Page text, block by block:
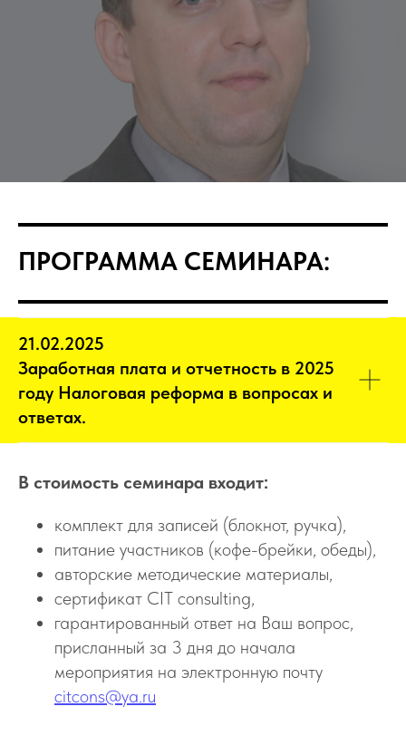
ПРОГРАММА СЕМИНАРА:
21.02.2025
Заработная плата и отчетность в 2025
году Налоговая реформа в вопросах и
ответах.
В стоимость семинара входит:
комплект для записей (блокнот, ручка),
питание участников (кофе-брейки, обеды),
авторские методические материалы,
сертификат CIT consulting,
гарантированный ответ на Ваш вопрос,
присланный за 3 дня до начала
мероприятия на электронную почту
citcons@ya.ru